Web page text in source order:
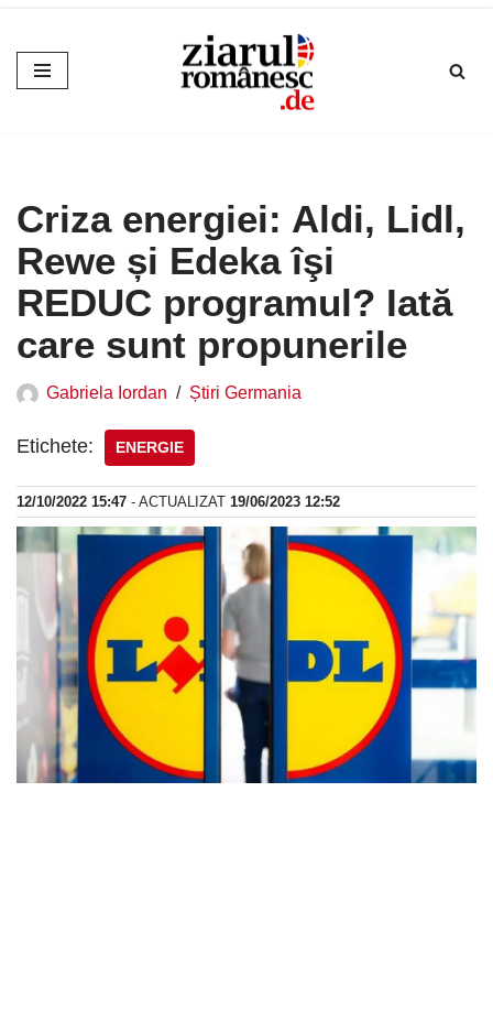
Sari
la
Criza energiei: Aldi, Lidl,
Rewe și Edeka îşi
REDUC programul? Iată
care sunt propunerile
Gabriela Iordan Știri Germania
Etichete: ENERGIE
12/10/2022 15:47 - ACTUALIZAT 19/06/2023 12:52